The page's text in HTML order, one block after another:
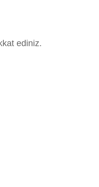
ediniz.